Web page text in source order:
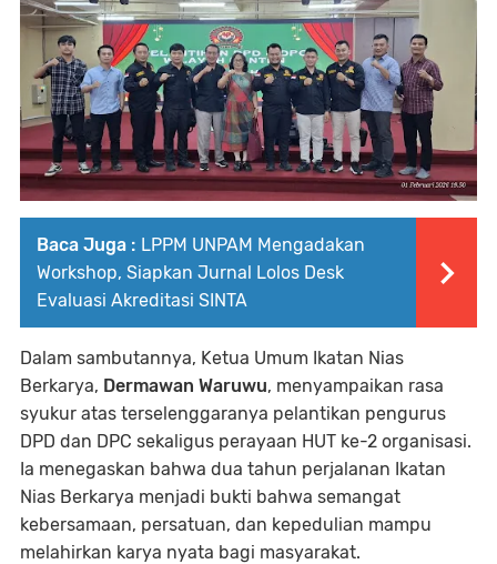
Baca Juga : LPPM UNPAM Mengadakan
Workshop, Siapkan Jurnal Lolos Desk
Evaluasi Akreditasi SINTA
Dalam sambutannya, Ketua Umum Ikatan Nias
Berkarya, Dermawan Waruwu, menyampaikan rasa
syukur atas terselenggaranya pelantikan pengurus
DPD dan DPC sekaligus perayaan HUT ke-2 organisasi.
Ia menegaskan bahwa dua tahun perjalanan Ikatan
Nias Berkarya menjadi bukti bahwa semangat
kebersamaan, persatuan, dan kepedulian mampu
melahirkan karya nyata bagi masyarakat.